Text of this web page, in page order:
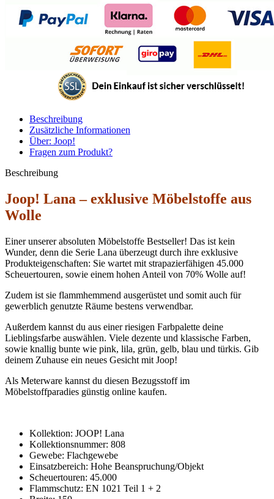
Beschreibung
Zusätzliche Informationen
Über: Joop!
Fragen zum Produkt?
Beschreibung
Joop! Lana – exklusive Möbelstoffe aus
Wolle
Einer unserer absoluten Möbelstoffe Bestseller! Das ist kein
Wunder, denn die Serie Lana überzeugt durch ihre exklusive
Produkteigenschaften: Sie wartet mit strapazierfähigen 45.000
Scheuertouren, sowie einem hohen Anteil von 70% Wolle auf!
Zudem ist sie flammhemmend ausgerüstet und somit auch für
gewerblich genutzte Räume bestens verwendbar.
Außerdem kannst du aus einer riesigen Farbpalette deine
Lieblingsfarbe auswählen. Viele dezente und klassische Farben,
sowie knallig bunte wie pink, lila, grün, gelb, blau und türkis. Gib
deinem Zuhause ein neues Gesicht mit Joop!
Als Meterware kannst du diesen Bezugsstoff im
Möbelstoffparadies günstig online kaufen.
Kollektion: JOOP! Lana
Kollektionsnummer: 808
Gewebe: Flachgewebe
Einsatzbereich: Hohe Beanspruchung/Objekt
Scheuertouren: 45.000
Flammschutz: EN 1021 Teil 1 + 2